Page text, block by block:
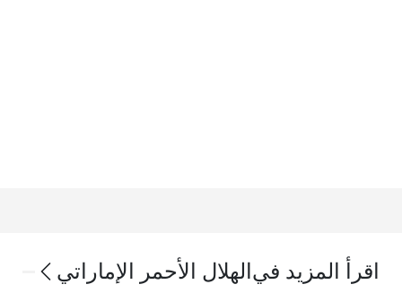
اقرأ المزيد في الهلال الأحمر الإماراتي